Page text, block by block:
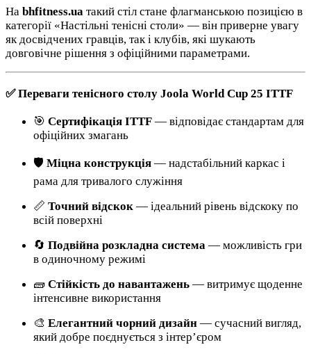
На bhfitness.ua такий стіл стане флагманською позицією в
категорії «Настільні тенісні столи» — він приверне увагу
як досвідчених гравців, так і клубів, які шукають
довговічне рішення з офіційними параметрами.
✅ Переваги тенісного столу Joola World Cup 25 ITTF
🎯 Сертифікація ITTF — відповідає стандартам для
офіційних змагань
🛡️ Міцна конструкція — надстабільний каркас і
рама для тривалого служіння
📏 Точний відскок — ідеальний рівень відскоку по
всій поверхні
🔄 Подвійна розкладна система — можливість гри
в одиночному режимі
🧱 Стійкість до навантажень — витримує щоденне
інтенсивне використання
🎨 Елегантний чорний дизайн — сучасний вигляд,
який добре поєднується з інтер’єром